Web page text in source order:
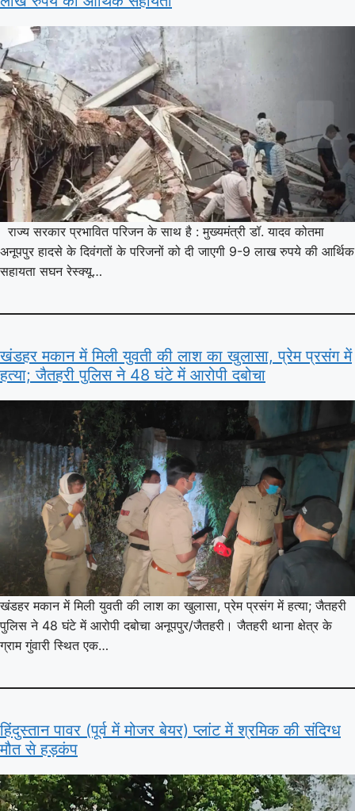
राज्य सरकार प्रभावित परिजन के साथ है : मुख्यमंत्री डॉ. यादव कोतमा
अनूपपुर हादसे के दिवंगतों के परिजनों को दी जाएगी 9-9 लाख रुपये की आर्थिक
सहायता सघन रेस्क्यू…
खंडहर मकान में मिली युवती की लाश का खुलासा, प्रेम प्रसंग में
हत्या; जैतहरी पुलिस ने 48 घंटे में आरोपी दबोचा
खंडहर मकान में मिली युवती की लाश का खुलासा, प्रेम प्रसंग में हत्या; जैतहरी
पुलिस ने 48 घंटे में आरोपी दबोचा अनूपपुर/जैतहरी। जैतहरी थाना क्षेत्र के
ग्राम गुंवारी स्थित एक…
हिंदुस्तान पावर (पूर्व में मोजर बेयर) प्लांट में श्रमिक की संदिग्ध
मौत से हड़कंप